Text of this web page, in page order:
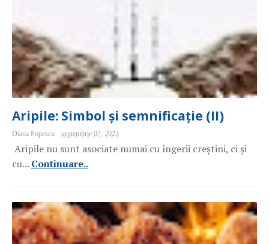
Aripile: Simbol și semnificație (II)
Diana Popescu septembrie 07, 2023
Aripile nu sunt asociate numai cu îngerii creștini, ci și
cu... Continuare..